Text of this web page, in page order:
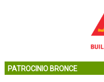
PATROCINIO BRONCE